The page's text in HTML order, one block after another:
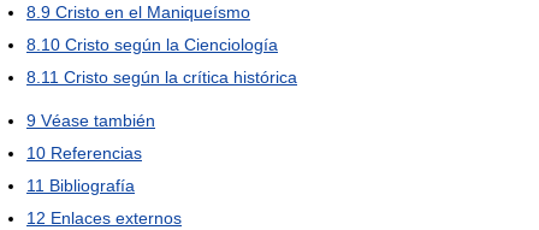
8.9 Cristo en el Maniqueísmo
8.10 Cristo según la Cienciología
8.11 Cristo según la crítica histórica
9 Véase también
10 Referencias
11 Bibliografía
12 Enlaces externos